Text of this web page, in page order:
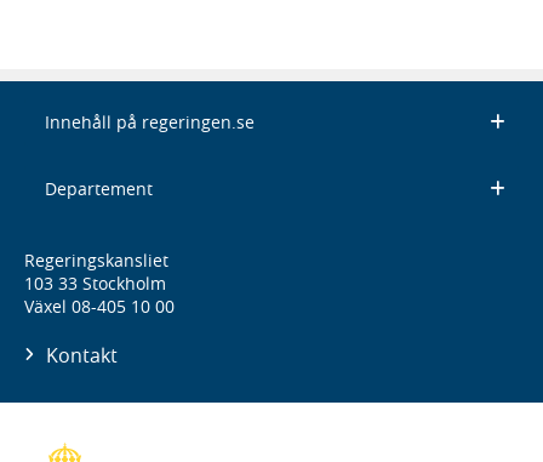
Innehåll på regeringen.se
Departement
Regeringskansliet
103 33 Stockholm
Växel 08-405 10 00
Kontakt